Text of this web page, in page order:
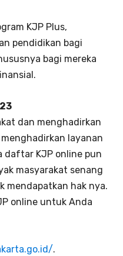
KJP Plus,
pendidikan bagi
bagi mereka
dan menghadirkan
layanan
daftar KJP online pun
masyarakat senang
mendapatkan hak nya.
online untuk Anda
.